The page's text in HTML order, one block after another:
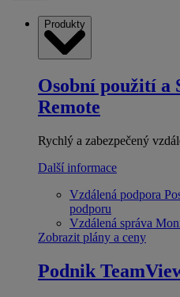
Produkty
Osobní použití a
Remote
Rychlý a zabezpečený
Další informace
Vzdálená podpora
podporu
Vzdálená správa
Zobrazit plány a ceny
Podnik